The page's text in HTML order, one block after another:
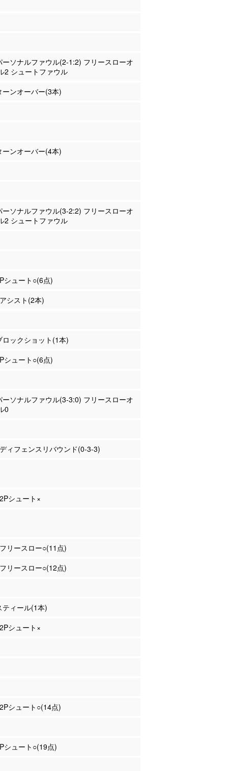
ーソナルファウル(2-1:2) フリースローオ
2 シュートファウル
ンオーバー(3本)
ンオーバー(4本)
ーソナルファウル(3-2:2) フリースローオ
2 シュートファウル
シュート○(6点)
シスト(2本)
ックショット(1本)
シュート○(6点)
ーソナルファウル(3-3:0) フリースローオ
0
ィフェンスリバウンド(0-3-3)
シュート×
リースロー○(11点)
リースロー○(12点)
ィール(1本)
シュート×
シュート○(14点)
シュート○(19点)